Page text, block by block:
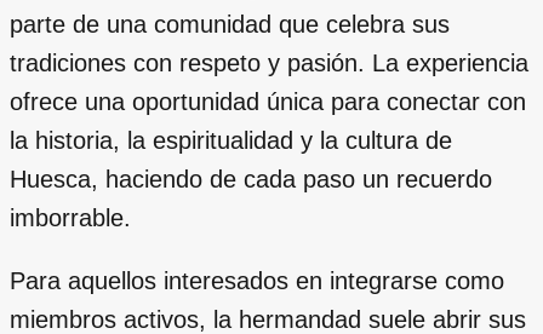
parte de una comunidad que celebra sus
tradiciones con respeto y pasión. La experiencia
ofrece una oportunidad única para conectar con
la historia, la espiritualidad y la cultura de
Huesca, haciendo de cada paso un recuerdo
imborrable.
Para aquellos interesados en integrarse como
miembros activos, la hermandad suele abrir sus